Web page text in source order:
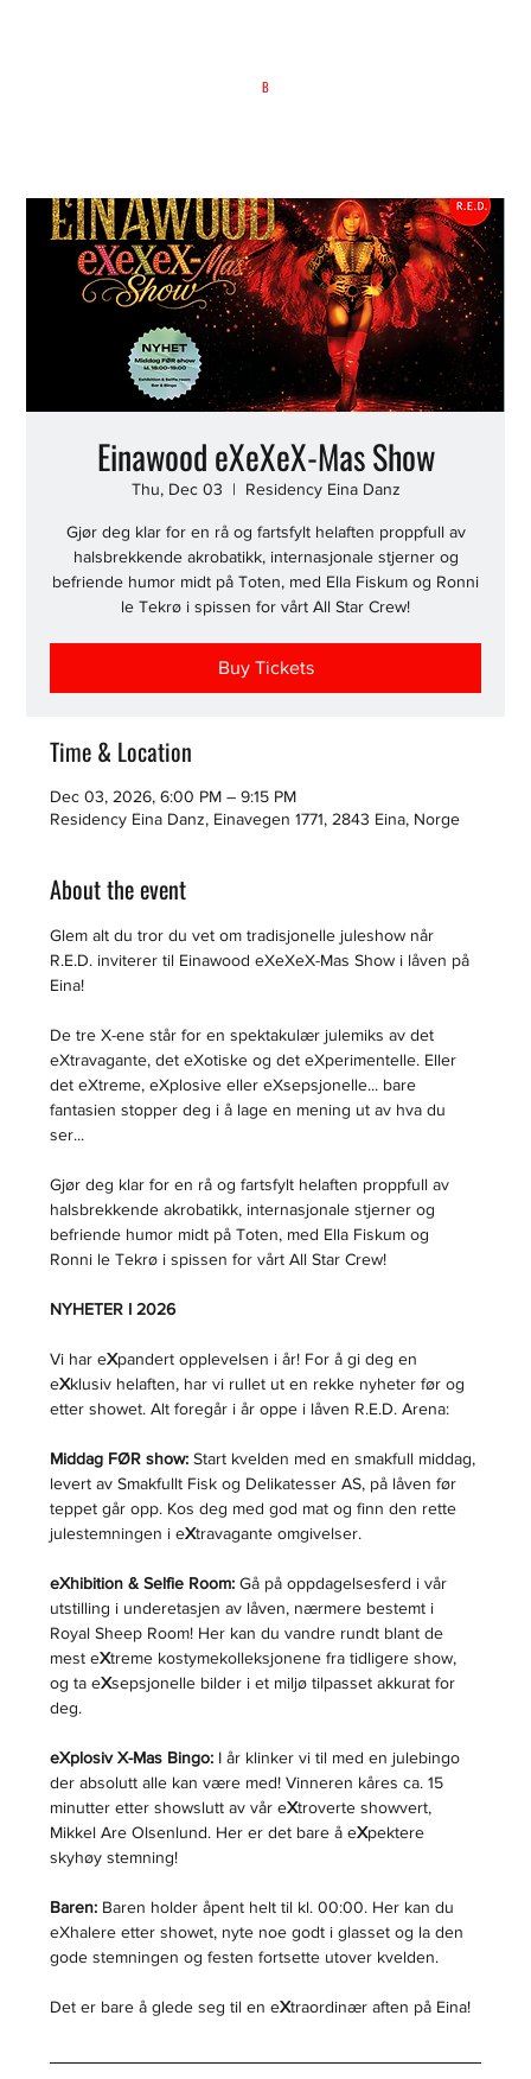
B
Einawood eXeXeX-Mas Show
Thu, Dec 03
  |
Residency Eina Danz
Gjør deg klar for en rå og fartsfylt helaften proppfull av
halsbrekkende akrobatikk, internasjonale stjerner og
befriende humor midt på Toten, med Ella Fiskum og Ronni
le Tekrø i spissen for vårt All Star Crew!
Buy Tickets
Time & Location
Dec 03, 2026, 6:00 PM – 9:15 PM
Residency Eina Danz, Einavegen 1771, 2843 Eina, Norge
About the event
Glem alt du tror du vet om tradisjonelle juleshow når
R.E.D. inviterer til Einawood eXeXeX-Mas Show i låven på
Eina!
De tre X-ene står for en spektakulær julemiks av det
eXtravagante, det eXotiske og det eXperimentelle. Eller
det eXtreme, eXplosive eller eXsepsjonelle... bare
fantasien stopper deg i å lage en mening ut av hva du
ser...
Gjør deg klar for en rå og fartsfylt helaften proppfull av
halsbrekkende akrobatikk, internasjonale stjerner og
befriende humor midt på Toten, med Ella Fiskum og
Ronni le Tekrø i spissen for vårt All Star Crew!
NYHETER I 2026
Vi har eXpandert opplevelsen i år! For å gi deg en
eXklusiv helaften, har vi rullet ut en rekke nyheter før og
etter showet. Alt foregår i år oppe i låven R.E.D. Arena:
Middag FØR show: Start kvelden med en smakfull middag,
levert av Smakfullt Fisk og Delikatesser AS, på låven før
teppet går opp. Kos deg med god mat og finn den rette
julestemningen i eXtravagante omgivelser.
eXhibition & Selfie Room: Gå på oppdagelsesferd i vår
utstilling i underetasjen av låven, nærmere bestemt i
Royal Sheep Room! Her kan du vandre rundt blant de
mest eXtreme kostymekolleksjonene fra tidligere show,
og ta eXsepsjonelle bilder i et miljø tilpasset akkurat for
deg.
eXplosiv X-Mas Bingo: I år klinker vi til med en julebingo
der absolutt alle kan være med! Vinneren kåres ca. 15
minutter etter showslutt av vår eXtroverte showvert,
Mikkel Are Olsenlund. Her er det bare å eXpektere
skyhøy stemning!
Baren: Baren holder åpent helt til kl. 00:00. Her kan du
eXhalere etter showet, nyte noe godt i glasset og la den
gode stemningen og festen fortsette utover kvelden.
Det er bare å glede seg til en eXtraordinær aften på Eina!